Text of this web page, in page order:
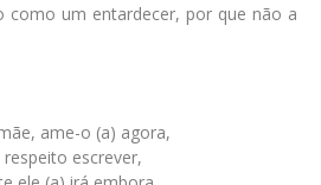
como um entardecer, por que não a
ame-o (a) agora,
escrever,